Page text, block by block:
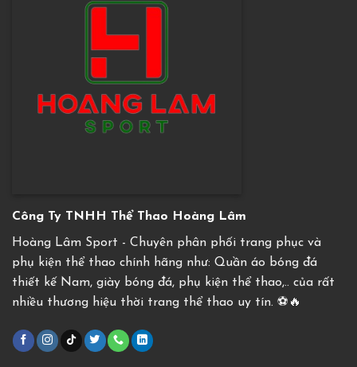
Công Ty TNHH Thể Thao Hoàng Lâm
Hoàng Lâm Sport - Chuyên phân phối trang phục và
phụ kiện thể thao chính hãng như: Quần áo bóng đá
thiết kế Nam, giày bóng đá, phụ kiện thể thao,.. của rất
nhiều thương hiệu thời trang thể thao uy tín. ⚽️🔥